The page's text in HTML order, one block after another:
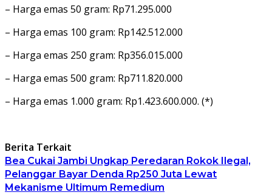
– Harga emas 50 gram: Rp71.295.000
– Harga emas 100 gram: Rp142.512.000
– Harga emas 250 gram: Rp356.015.000
– Harga emas 500 gram: Rp711.820.000
– Harga emas 1.000 gram: Rp1.423.600.000. (*)
Berita Terkait
Bea Cukai Jambi Ungkap Peredaran Rokok Ilegal,
Pelanggar Bayar Denda Rp250 Juta Lewat
Mekanisme Ultimum Remedium